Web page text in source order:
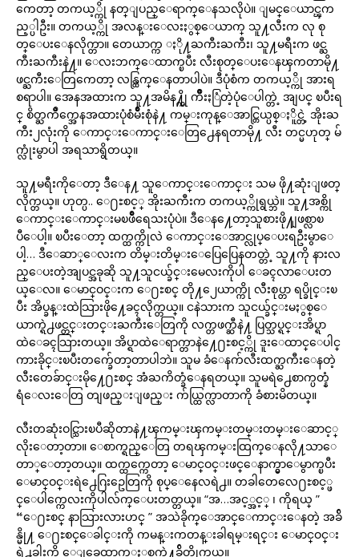
ကေတာ့ တကယ့္ကို နတ္ျပည္ေရာက္ေနသလိုပဲ။ ျမင္ေယာင္ၾက
ည့္ပါဦး။ တကယ့္ကို အလန္းေလးႏွစ္ေယာက္ သူ႔လီးက လု စု
တ္ေပးေနလိုက္တာ။ တေယာက္က ႏို႔ႀကီးႀကီး၊ သူ႔မရီးက ဖင္ႀ
ကီးႀကီးနဲ႔။ ေလးဘက္ေထာက္ၿပီး လီးစုတ္ေပးေနၾကတာမို႔
ဖင္ႀကီးေတြကေတာ့ လန္ထြက္ေနတာပါပဲ။ ဒီပုံစံက တကယ့္ကို အားရ
စရာပါ။ အေနအထားက သူ႔အမိန႔္ကို က်ိဳးႏြံတဲ့ပုံေပါက္တဲ့ အျပင္ ၿပီးရ
င္ စိတ္ႀကိဳက္အေနအထားပုံစံမ်ိဳးစုံနဲ႔ ကမ္းကုန္ေအာင္တြယ္ပစ္ႏိူင္တဲ့ အိုးႀ
ကီး၂လုံးကို ေကာင္းေကာင္းေတြ႕ေနရတာမို႔ လီး တင္မဟုတ္ မ်
က္လုံးမွာပါ အရသာရွိတယ္။
သူ႔မရီးကိုေတာ့ ဒီေန႔ သူေကာင္းေကာင္း သမ ဖို႔ဆုံးျဖတ္
လိုက္တယ္။ ဟုတ္ပ.. ေ႐ႊစင့္ အိုးႀကီးက တကယ့္ကိုရွယ္ဘဲ။ သူ႔အစ္ကို
ေကာင္းေကာင္းမၿဖိဳရေသးပုံပဲ။ ဒီေန႔ေတာ့သူစားဖို႔ျဖစ္လာၿ
ပီေပါ့။ ၿပီးေတာ့ ထက္ထက္ကိုလဲ ေကာင္းေအာင္လုပ္ေပးရဦးမွာေ
ပါ့… ဒီေဆာ္ေလးက တိမ္းတိမ္းေပြေပြေနတတ္တဲ့ သူ႔ကို နားလ
ည္ေပးတဲ့အျပင္အခုဆို သူ႔သူငယ္ခ်င္းမေလးကိုပါ ေခၚလာေပးတ
ယ္ေလ။ ေမာင္ဝင္းက ေ႐ႊစင္ တို႔၂ေယာက္ကို လီးစုပ္တာ ရပ္ခိုင္းၿ
ပီး အိပ္ခန္းထဲသြားဖို႔ေခၚလိုက္တယ္။ ငနဲသားက သူငယ္ခ်င္းမႏွစ္ေ
ယာက္ရဲ႕ဖင္တင္းတင္းႀကီးေတြကို လက္တဖက္ဆီနဲ႔ ပြတ္သပ္ရင္းအိပ္ရာ
ထဲေခၚသြားတယ္။ အိပ္ရာထဲေရာက္တာနဲ႔ေ႐ႊစင့္ကို ဒူးေထာင္ေပါင္
ကားခိုင္းၿပီးတက္ခ်ေတာ့တာပါဘဲ။ သူမ ခံေနက်လီးထက္ႀကီးေနတဲ့
လီးတေခ်ာင္းမို႔ေ႐ႊစင္ အံႀကိတ္ခံေနရတယ္။ သူမရဲ႕ေစာက္ပတ္နံ
ရံေလးေတြ တျဖည္းျဖည္း က်ယ္ထြက္လာတာကို ခံစားမိတယ္။
လီးတဆုံးဝင္သြားၿပီဆိုတာနဲ႔ၾကမ္းၾကမ္းတမ္းတမ္းေဆာင့္
လိုးေတာ့တာ။ ေစာက္ရည္ေတြ တရၾကမ္းထြက္ေနလို႔သာေ
တာ္ေတာ့တယ္။ ထက္ထက္ကေတာ့ ေမာင္ဝင္းဖင္ေနာက္မွာေမွာက္ၿပီး
ေမာင္ဝင္းရဲ႕ေဂြးဥေတြကို စုပ္ေနေလရဲ႕။ တခါတေလေ႐ႊစင့္ဖ
င္ေပါက္ကေလးကိုပါလ်က္ေပးတတ္တယ္။ “အ…အင့္အင့္ ၊ ကိုရယ္ ”
“ေ႐ႊစင္ နာသြားလားဟင္ ” အသဲခိုက္ေအာင္ေကာင္းေနတဲ့ အခ်ိ
န္မို႔ ေ႐ႊစင္ေခါင္းကို ကမန္းကတန္းခါရမ္းရင္း ေမာင္ဝင္း
ရဲ႕ခါးကို ေျခေထာက္ႏွစ္ဖက္နဲ႔ခ်ိတ္လိုက္တယ္။